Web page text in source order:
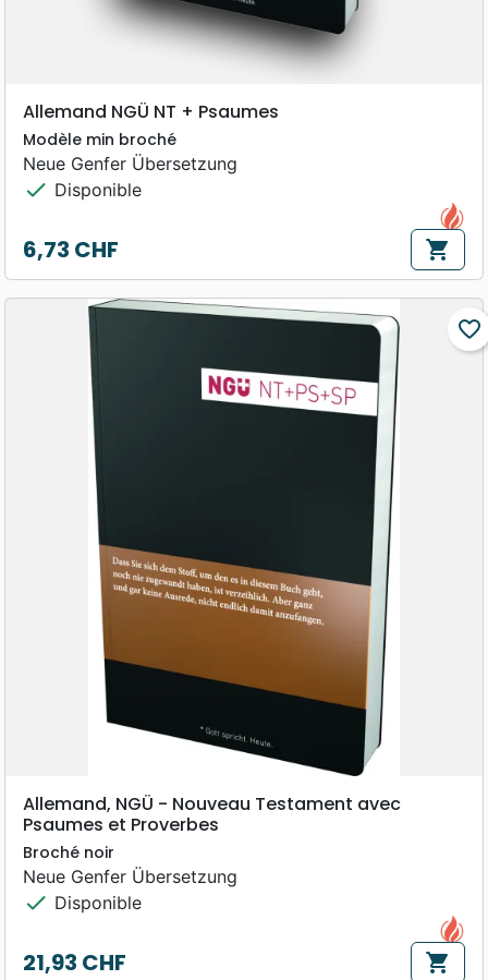
Allemand NGÜ NT + Psaumes
Modèle min broché
Neue Genfer Übersetzung
check Disponible
Prix
6,73 CHF shopping_cart
favorite_border
Allemand, NGÜ - Nouveau Testament avec
Psaumes et Proverbes
Broché noir
Neue Genfer Übersetzung
check Disponible
Prix
21,93 CHF shopping_cart